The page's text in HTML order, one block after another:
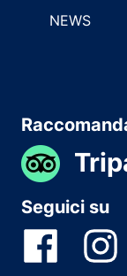
NEWS
Seguici su